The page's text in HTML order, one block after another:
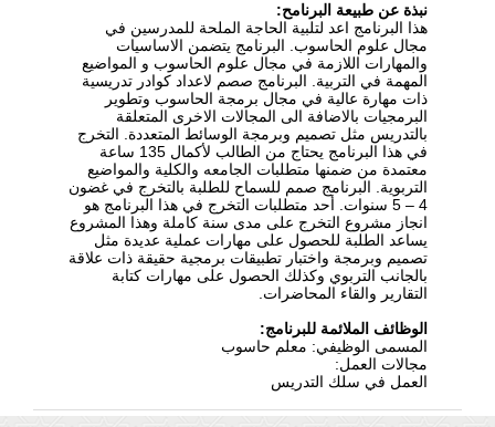
نبذة عن طبيعة البرنامح:
هذا البرنامج اعد لتلبية الحاجة الملحة للمدرسين في
مجال علوم الحاسوب. البرنامج يتضمن الاساسيات
والمهارات اللازمة في مجال علوم الحاسوب و المواضيع
المهمة في التربية. البرنامج صصم لاعداد كوادر تدريسية
ذات مهارة عالية في مجال برمجة الحاسوب وتطوير
البرمجيات بالاضافة الى المجالات الاخرى المتعلقة
بالتدريس مثل تصميم وبرمجة الوسائط المتعددة. التخرج
في هذا البرنامج يحتاج من الطالب لأكمال 135 ساعة
معتمدة من ضمنها متطلبات الجامعه والكلية والمواضيع
التربوية. البرنامج صمم للسماح للطلبة بالتخرج في غضون
4 – 5 سنوات. أحد متطلبات التخرج في هذا البرنامج هو
انجاز مشروع التخرج على مدى سنة كاملة وهذا المشروع
يساعد الطلبة للحصول على مهارات عملية عديدة مثل
تصميم وبرمجة واختبار تطبيقات برمجية حقيقة ذات علاقة
بالجانب التربوي وكذلك الحصول على مهارات كتابة
التقارير والقاء المحاضرات.
الوظائف الملائمة للبرنامج:
المسمى الوظيفي: معلم حاسوب
مجالات العمل:
العمل في سلك التدريس